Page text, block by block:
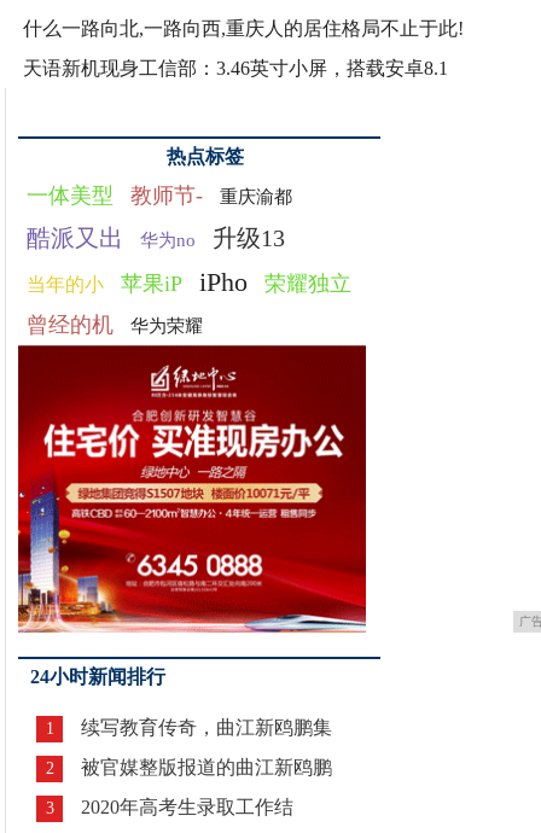
什么一路向北,一路向西,重庆人的居住格局不止于此!
天语新机现身工信部：3.46英寸小屏，搭载安卓8.1
热点标签
一体美型 教师节- 重庆渝都
酷派又出 华为no 升级13
当年的小 苹果iP iPho
荣耀独立
曾经的机
华为荣耀
广
24小时新闻排行
1 续写教育传奇，曲江新鸥鹏集
2 被官媒整版报道的曲江新鸥鹏
3 2020年高考生录取工作结